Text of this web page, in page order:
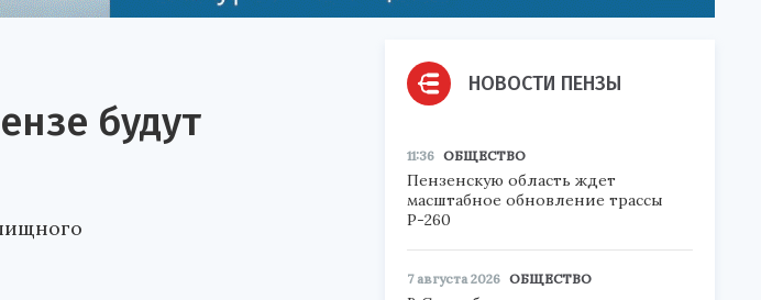
будут
НОВОСТИ ПЕНЗЫ
11:36 ОБЩЕСТВО
Пензенскую область ждет
масштабное обновление трассы
Р-260
7 августа 2026 ОБЩЕСТВО